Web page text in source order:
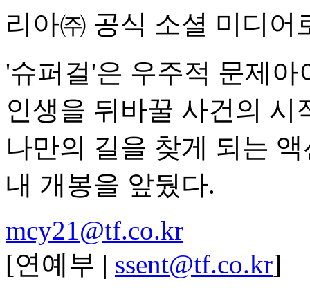
리아㈜ 공식 소셜 미디어
'슈퍼걸'은 우주적 문제
인생을 뒤바꿀 사건의
나만의 길을 찾게 되는
내 개봉을 앞뒀다.
mcy21@tf.co.kr
[연예부 | ssent@tf.co.kr]